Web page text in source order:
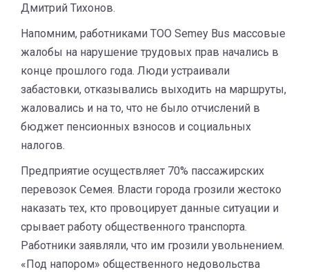
Дмитрий Тихонов.
Напомним, работниками ТОО Semey Bus массовые
жалобы на нарушение трудовых прав начались в
конце прошлого года. Люди устраивали
забастовки, отказывались выходить на маршруты,
жаловались и на то, что не было отчислений в
бюджет пенсионных взносов и социальных
налогов.
Предприятие осуществляет 70% пассажирских
перевозок Семея. Власти города грозили жестоко
наказать тех, кто провоцирует данные ситуации и
срывает работу общественного транспорта.
Работники заявляли, что им грозили увольнением.
«Под напором» общественного недовольства